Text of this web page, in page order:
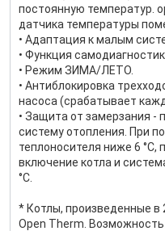
постоянную температур.
датчика температуры
• Адаптация к малым
• Функция
• Режим ЗИМА/ЛЕТО.
• Антиблокировка
насоса (срабатывает
• Защита от замерзания -
систему отопления. При
теплоносителя ниже 6 °С,
включение котла и
°С.
* Котлы, произведенные в
Open Therm.